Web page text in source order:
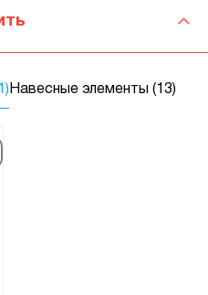
Навесные элементы (13)